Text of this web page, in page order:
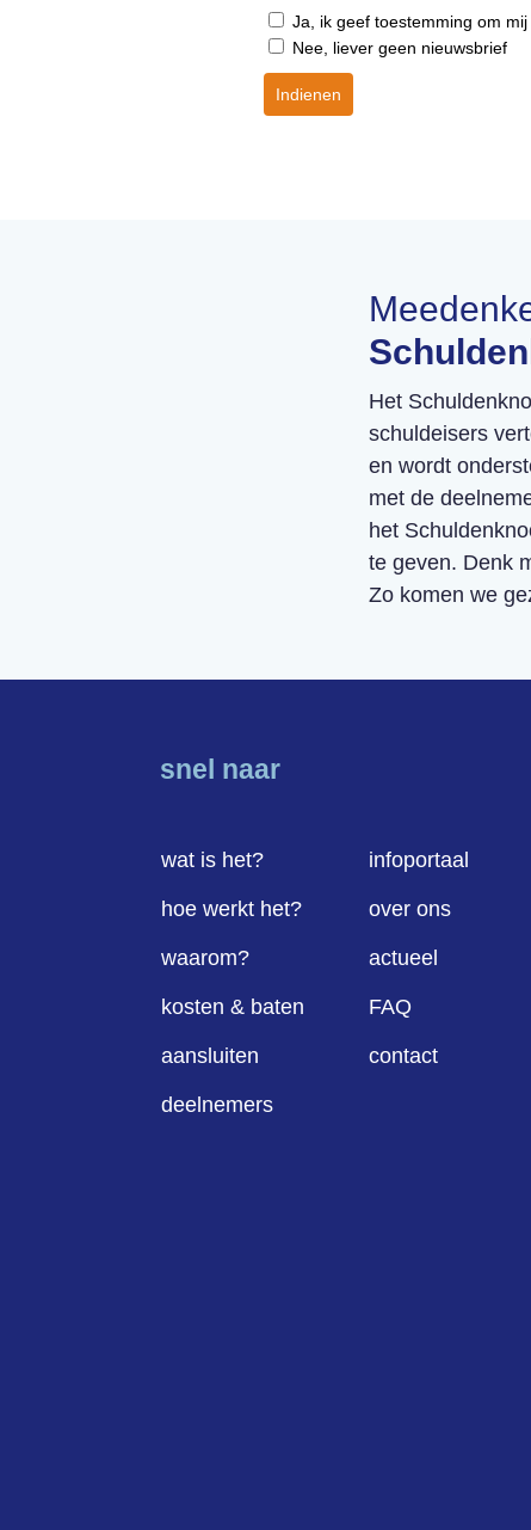
Ja, ik geef toestemming om
Nee, liever geen nieuwsbrief
Indienen
Het
schuldeisers
en wordt
met de
het
te geven. Denk
Zo komen we
snel naar
wat is het?
hoe werkt het?
waarom?
kosten & baten
aansluiten
deelnemers
infoportaal
over ons
actueel
FAQ
contact